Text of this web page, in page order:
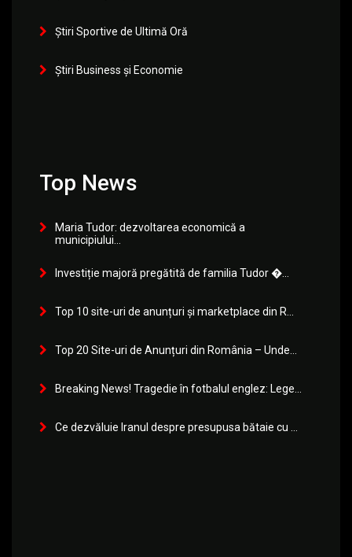
Știri Sportive de Ultimă Oră
Știri Business și Economie
Top News
Maria Tudor: dezvoltarea economică a
municipiului...
Investiție majoră pregătită de familia Tudor �...
Top 10 site-uri de anunțuri și marketplace din R...
Top 20 Site-uri de Anunțuri din România – Unde...
Breaking News! Tragedie în fotbalul englez: Lege...
Ce dezvăluie Iranul despre presupusa bătaie cu ...